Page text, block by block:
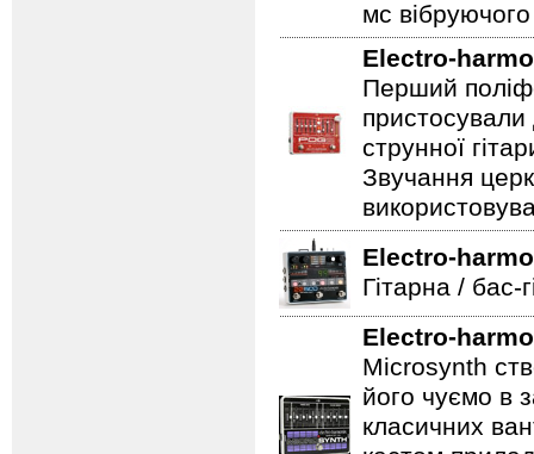
мс
Electro-
Перший
пристосували
струнної
Звучання
Electro-
Гітарна / бас-
Electro-
Microsynth
його чуємо в
класичних